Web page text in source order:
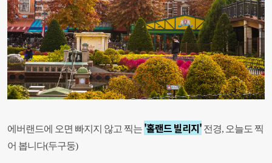
에버랜드에 오면 빠지지 않고 찍는 '홀랜드 빌리지' 전경, 오늘도 찍
어 봅니다(두구둥)